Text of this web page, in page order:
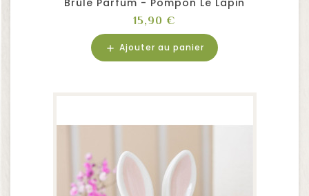
Brûle Parfum - Pompon Le Lapin
Prix
15,90 €
add Ajouter au panier